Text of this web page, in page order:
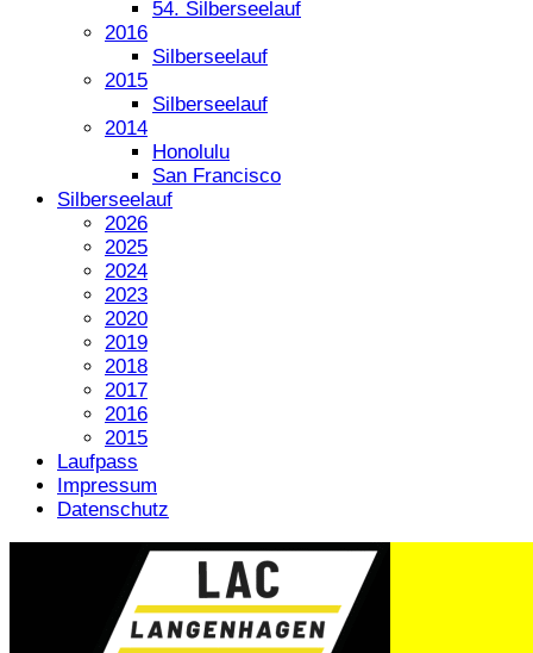
54. Silberseelauf
2016
Silberseelauf
2015
Silberseelauf
2014
Honolulu
San Francisco
Silberseelauf
2026
2025
2024
2023
2020
2019
2018
2017
2016
2015
Laufpass
Impressum
Datenschutz